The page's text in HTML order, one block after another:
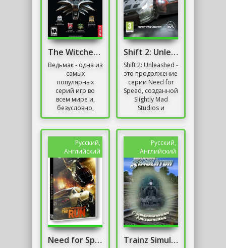
The Witcher Механики
Ведьмак - одна из
самых
популярных
серий игр во
всем мире и,
безусловно,
самая
Польше. Здесь
игрок берет на
себя роль...
Shift 2: Unleashed Механики
Shift 2: Unleashed -
это продолжение
серии Need for
Speed, созданной
Slightly Mad
Studios и
ориентированной
подход к...
Русский,
Английский
Need for Speed: The Run [Limited Edition]
Русский,
Английский
Trainz Simulator 12